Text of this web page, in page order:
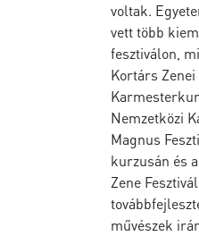
voltak.
vett több
fesztiválon,
Kortárs
Nemzetközi
Magnus
kurzusán és
Zene
művészek